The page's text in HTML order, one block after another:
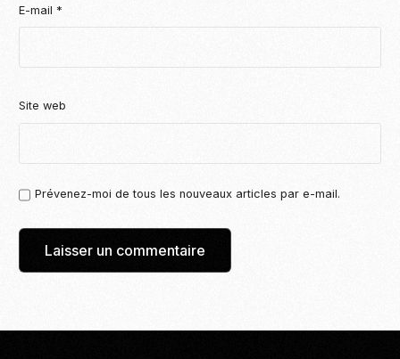
E-mail *
Site web
Prévenez-moi de tous les nouveaux articles par e-mail.